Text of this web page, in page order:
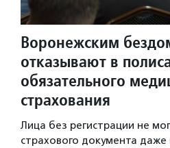
Воронежским
отказывают в
обязательного
страхования
Лица без регистрации не
страхового документа даже